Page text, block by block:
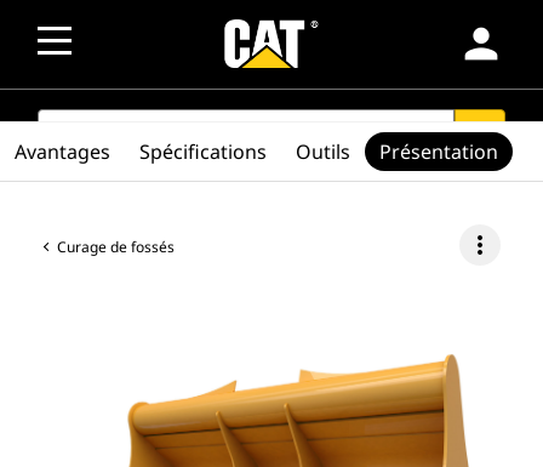
person
SEARCH search
Curage de fossés more_vert
Avantages Spécifications Outils Présentation